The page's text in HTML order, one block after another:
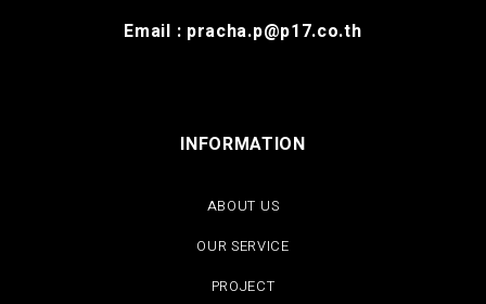
Email : pracha.p@p17.co.th
INFORMATION
ABOUT US
OUR SERVICE
PROJECT